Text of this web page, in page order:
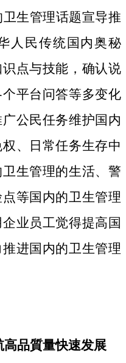
生管理话题宣导推
人民传统国内奥秘
点与技能，确认说
平台问答等多变化
公民任务维护国内
、日常任务生存中
生管理的生活、警
等国内的卫生管理
业员工觉得提高国
进国内的卫生管理
品質量快速发展